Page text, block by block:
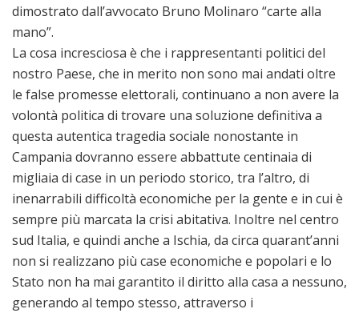
dimostrato dall’avvocato Bruno Molinaro “carte alla
mano”.
La cosa incresciosa è che i rappresentanti politici del
nostro Paese, che in merito non sono mai andati oltre
le false promesse elettorali, continuano a non avere la
volontà politica di trovare una soluzione definitiva a
questa autentica tragedia sociale nonostante in
Campania dovranno essere abbattute centinaia di
migliaia di case in un periodo storico, tra l’altro, di
inenarrabili difficoltà economiche per la gente e in cui è
sempre più marcata la crisi abitativa. Inoltre nel centro
sud Italia, e quindi anche a Ischia, da circa quarant’anni
non si realizzano più case economiche e popolari e lo
Stato non ha mai garantito il diritto alla casa a nessuno,
generando al tempo stesso, attraverso i